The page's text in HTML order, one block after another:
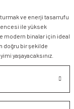
ve enerji tasarrufu
ile yüksek
modern binalar için ideal
doğru bir şekilde
yaşayacaksınız.